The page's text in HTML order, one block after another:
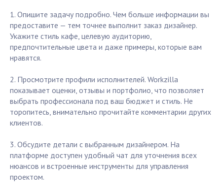
1. Опишите задачу подробно. Чем больше информации вы
предоставите — тем точнее выполнит заказ дизайнер.
Укажите стиль кафе, целевую аудиторию,
предпочтительные цвета и даже примеры, которые вам
нравятся.
2. Просмотрите профили исполнителей. Workzilla
показывает оценки, отзывы и портфолио, что позволяет
выбрать профессионала под ваш бюджет и стиль. Не
торопитесь, внимательно прочитайте комментарии других
клиентов.
3. Обсудите детали с выбранным дизайнером. На
платформе доступен удобный чат для уточнения всех
нюансов и встроенные инструменты для управления
проектом.